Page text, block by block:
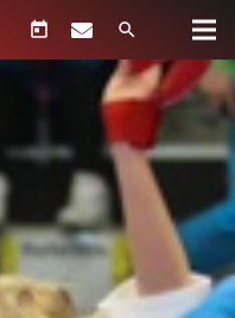
today search